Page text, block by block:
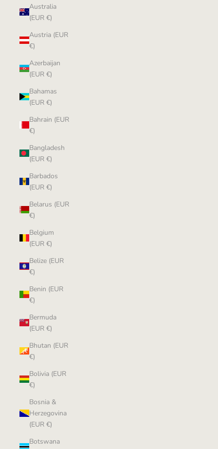
Australia
(EUR €)
Austria (EUR
€)
Azerbaijan
(EUR €)
Bahamas
(EUR €)
Bahrain (EUR
€)
Bangladesh
(EUR €)
Barbados
(EUR €)
Belarus (EUR
€)
Belgium
(EUR €)
Belize (EUR
€)
Benin (EUR
€)
Bermuda
(EUR €)
Bhutan (EUR
€)
Bolivia (EUR
€)
Bosnia &
Herzegovina
(EUR €)
Botswana